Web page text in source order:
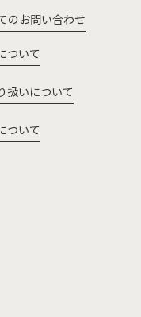
のお問い合わせ
ついて
扱いについて
ついて